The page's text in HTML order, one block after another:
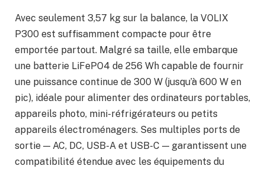
Avec seulement 3,57 kg sur la balance, la VOLIX
P300 est suffisamment compacte pour être
emportée partout. Malgré sa taille, elle embarque
une batterie LiFePO4 de 256 Wh capable de fournir
une puissance continue de 300 W (jusqu’à 600 W en
pic), idéale pour alimenter des ordinateurs portables,
appareils photo, mini-réfrigérateurs ou petits
appareils électroménagers. Ses multiples ports de
sortie — AC, DC, USB-A et USB-C — garantissent une
compatibilité étendue avec les équipements du